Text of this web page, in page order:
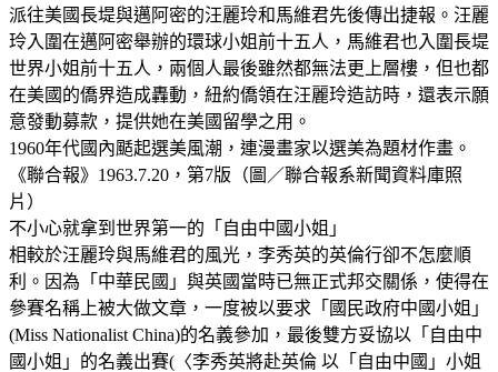
派往美國長堤與邁阿密的汪麗玲和馬維君先後傳出捷報。汪麗
玲入圍在邁阿密舉辦的環球小姐前十五人，馬維君也入圍長堤
世界小姐前十五人，兩個人最後雖然都無法更上層樓，但也都
在美國的僑界造成轟動，紐約僑領在汪麗玲造訪時，還表示願
意發動募款，提供她在美國留學之用。
1960年代國內颳起選美風潮，連漫畫家以選美為題材作畫。
《聯合報》1963.7.20，第7版（圖／聯合報系新聞資料庫照
片）
不小心就拿到世界第一的「自由中國小姐」
相較於汪麗玲與馬維君的風光，李秀英的英倫行卻不怎麼順
利。因為「中華民國」與英國當時已無正式邦交關係，使得在
參賽名稱上被大做文章，一度被以要求「國民政府中國小姐」
(Miss Nationalist China)的名義參加，最後雙方妥協以「自由中
國小姐」的名義出賽(〈李秀英將赴英倫 以「自由中國」小姐